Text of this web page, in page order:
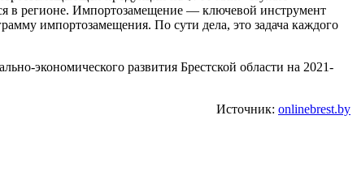
в регионе. Импортозамещение — ключевой инструмент
импортозамещения. По сути дела, это задача каждого
экономического развития Брестской области на 2021-
Источник: onlinebrest.by